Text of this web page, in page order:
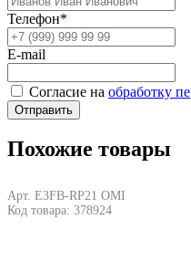
Телефон*
E-mail
Согласие на обработку
Отправить
Похожие товары
Арт. E3FB-RP21 OMI
Код товара: 378924